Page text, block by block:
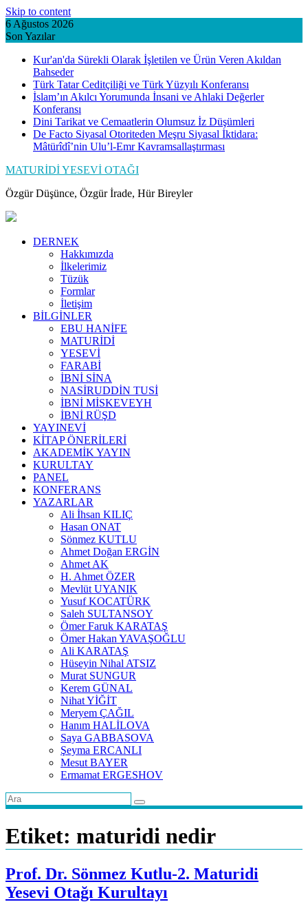
Skip to content
6 Ağustos 2026
Son Yazılar
Kur'an'da Sürekli Olarak İşletilen ve Ürün Veren Akıldan
Bahseder
Türk Tatar Ceditçiliği ve Türk Yüzyılı Konferansı
İslam’ın Akılcı Yorumunda İnsani ve Ahlaki Değerler
Konferansı
Dini Tarikat ve Cemaatlerin Olumsuz İz Düşümleri
De Facto Siyasal Otoriteden Meşru Siyasal İktidara:
Mâtürîdî’nin Ulu’l-Emr Kavramsallaştırması
MATURİDİ YESEVİ OTAĞI
Özgür Düşünce, Özgür İrade, Hür Bireyler
DERNEK
Hakkımızda
İlkelerimiz
Tüzük
Formlar
İletişim
BİLGİNLER
EBU HANİFE
MATURİDİ
YESEVİ
FARABİ
İBNİ SİNA
NASİRUDDİN TUSİ
İBNİ MİSKEVEYH
İBNİ RÜŞD
YAYINEVİ
KİTAP ÖNERİLERİ
AKADEMİK YAYIN
KURULTAY
PANEL
KONFERANS
YAZARLAR
Ali İhsan KILIÇ
Hasan ONAT
Sönmez KUTLU
Ahmet Doğan ERGİN
Ahmet AK
H. Ahmet ÖZER
Mevlüt UYANIK
Yusuf KOCATÜRK
Saleh SULTANSOY
Ömer Faruk KARATAŞ
Ömer Hakan YAVAŞOĞLU
Ali KARATAŞ
Hüseyin Nihal ATSIZ
Murat SUNGUR
Kerem GÜNAL
Nihat YİĞİT
Meryem ÇAĞIL
Hanım HALİLOVA
Saya GABBASOVA
Şeyma ERCANLI
Mesut BAYER
Ermamat ERGESHOV
Etiket: maturidi nedir
Prof. Dr. Sönmez Kutlu-2. Maturidi
Yesevi Otağı Kurultayı